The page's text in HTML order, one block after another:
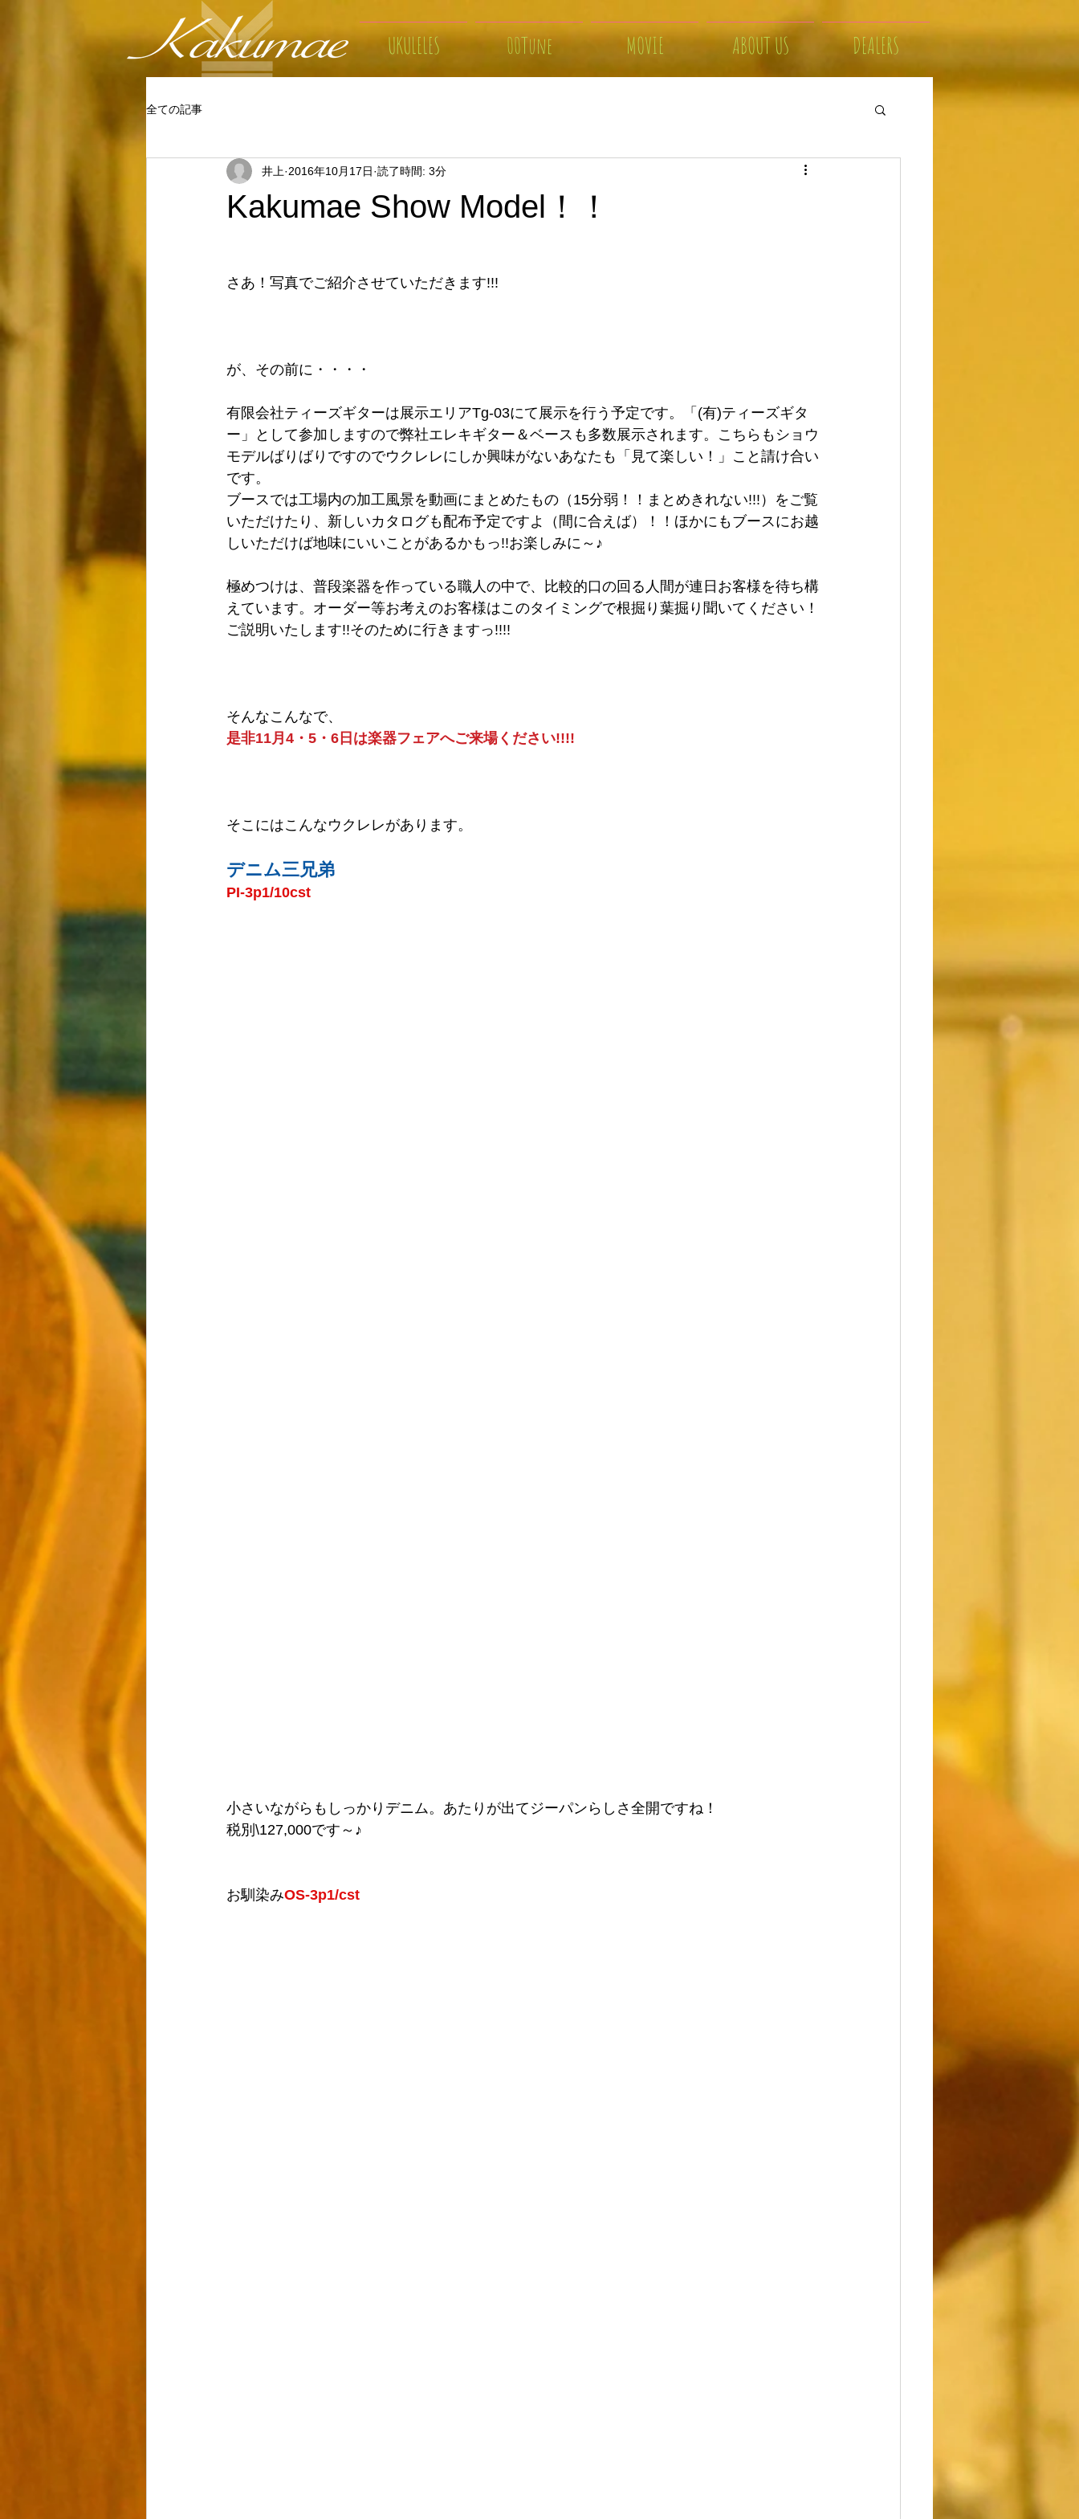
全ての記事
Kakumae Show Model！！
井上 2016年10月17日 読了時間: 3分
さあ！写真でご紹介させていただきます!!!
が、その前に・・・・
有限会社ティーズギターは展示エリアTg-03にて展示を行う予定です。「(有)ティーズギタ
ー」として参加しますので弊社エレキギター＆ベースも多数展示されます。こちらもショウ
モデルばりばりですのでウクレレにしか興味がないあなたも「見て楽しい！」こと請け合い
です。
ブースでは工場内の加工風景を動画にまとめたもの（15分弱！！まとめきれない!!!）をご覧
いただけたり、新しいカタログも配布予定ですよ（間に合えば）！！ほかにもブースにお越
しいただけば地味にいいことがあるかもっ!!お楽しみに～♪
極めつけは、普段楽器を作っている職人の中で、比較的口の回る人間が連日お客様を待ち構
えています。オーダー等お考えのお客様はこのタイミングで根掘り葉掘り聞いてください！
ご説明いたします!!そのために行きますっ!!!!
そんなこんなで、
是非11月4・5・6日は楽器フェアへご来場ください!!!!
そこにはこんなウクレレがあります。
デニム三兄弟
PI-3p1/10cst
小さいながらもしっかりデニム。あたりが出てジーパンらしさ全開ですね！
税別\127,000です～♪
お馴染みOS-3p1/cst
UKULELES 00Tune MOVIE ABOUT US DEALERS